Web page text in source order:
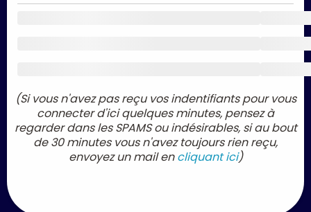
(Si vous n'avez pas reçu vos indentifiants pour vous
connecter d'ici quelques minutes, pensez à
regarder dans les SPAMS ou indésirables, si au bout
de 30 minutes vous n'avez toujours rien reçu,
envoyez un mail encliquant ici)